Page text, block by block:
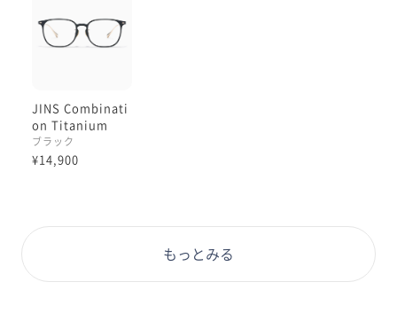
JINS Combinati
on Titanium
ブラック
¥14,900
もっとみる